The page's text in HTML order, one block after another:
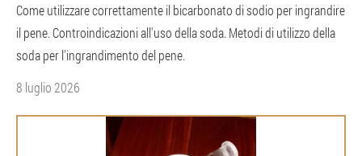
Come utilizzare correttamente il bicarbonato di sodio per ingrandire
il pene. Controindicazioni all'uso della soda. Metodi di utilizzo della
soda per l'ingrandimento del pene.
8 luglio 2026